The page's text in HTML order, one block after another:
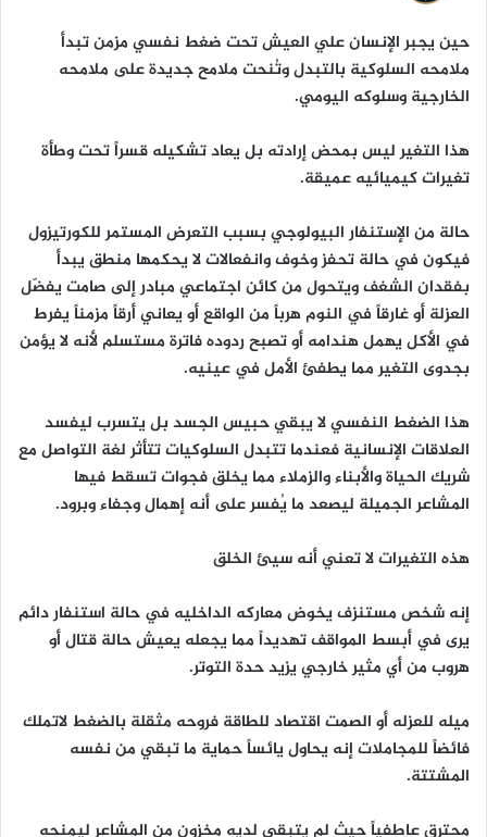
حين يجبر الإنسان علي العيش تحت ضغط نفسي مزمن تبدأ
ملامحه السلوكية بالتبدل وتُنحت ملامح جديدة على ملامحه
الخارجية وسلوكه اليومي.
هذا التغير ليس بمحض إرادته بل يعاد تشكيله قسراً تحت وطأة
تغيرات كيميائيه عميقة.
حالة من الإستنفار البيولوجي بسبب التعرض المستمر للكورتيزول
فيكون في حالة تحفز وخوف وانفعالات لا يحكمها منطق يبدأ
بفقدان الشغف ويتحول من كائن اجتماعي مبادر إلى صامت يفضّل
العزلة أو غارقاً في النوم هرباً من الواقع أو يعاني أرقاً مزمناً يفرط
في الأكل يهمل هندامه أو تصبح ردوده فاترة مستسلم لأنه لا يؤمن
بجدوى التغير مما يطفئ الأمل في عينيه.
هذا الضغط النفسي لا يبقي حبيس الجسد بل يتسرب ليفسد
العلاقات الإنسانية فعندما تتبدل السلوكيات تتأثر لغة التواصل مع
شريك الحياة والأبناء والزملاء مما يخلق فجوات تسقط فيها
المشاعر الجميلة ليصعد ما يُفسر على أنه إهمال وجفاء وبرود.
هذه التغيرات لا تعني أنه سيئ الخلق
إنه شخص مستنزف يخوض معاركه الداخليه في حالة استنفار دائم
يرى في أبسط المواقف تهديداً مما يجعله يعيش حالة قتال أو
هروب من أي مثير خارجي يزيد حدة التوتر.
ميله للعزله أو الصمت اقتصاد للطاقة فروحه مثقلة بالضغط لاتملك
فائضاً للمجاملات إنه يحاول يائساً حماية ما تبقي من نفسه
المشتتة.
محترق عاطفياً حيث لم يتبقى لديه مخزون من المشاعر ليمنحه